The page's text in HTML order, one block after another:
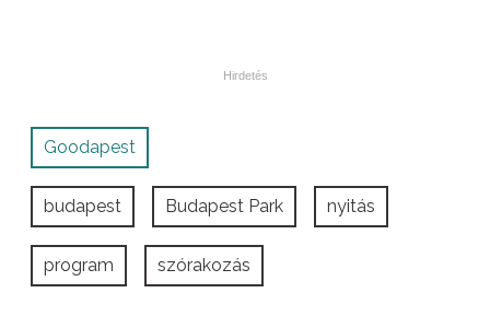
Goodapest
budapest Budapest Park nyitás
program szórakozás